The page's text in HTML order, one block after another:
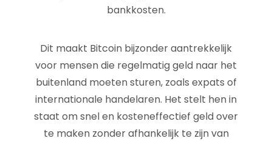
bankkosten.
Dit maakt Bitcoin bijzonder aantrekkelijk
voor mensen die regelmatig geld naar het
buitenland moeten sturen, zoals expats of
internationale handelaren. Het stelt hen in
staat om snel en kosteneffectief geld over
te maken zonder afhankelijk te zijn van